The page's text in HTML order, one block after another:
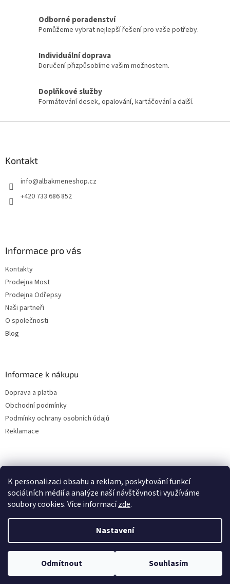
K personalizaci obsahu a reklam, poskytování funkcí
sociálních médií a analýze naší návštěvnosti využíváme
soubory cookies. Více informacízde.
Nastavení
Odmítnout Souhlasím
Odborné poradenství
Pomůžeme vybrat nejlepší řešení pro vaše potřeby.
Individuální doprava
Doručení přizpůsobíme vašim možnostem.
Doplňkové služby
Formátování desek, opalování, kartáčování a další.
Kontakt
info@albakmeneshop.cz
+420 733 686 852
Informace pro vás
Kontakty
Prodejna Most
Prodejna Odřepsy
Naši partneři
O společnosti
Blog
Informace k nákupu
Doprava a platba
Obchodní podmínky
Podmínky ochrany osobních údajů
Reklamace
Copyright 2026ALBAKMEN. Všechna práva vyhrazena.Upravit